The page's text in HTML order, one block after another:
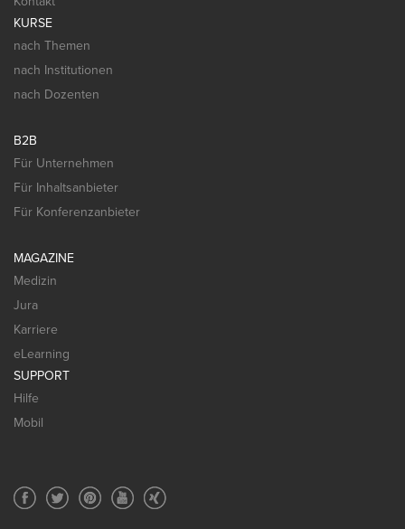
KURSE
nach Themen
nach Institutionen
nach Dozenten
B2B
Für Unternehmen
Für Inhaltsanbieter
Für Konferenzanbieter
MAGAZINE
Medizin
Jura
Karriere
eLearning
SUPPORT
Hilfe
Mobil